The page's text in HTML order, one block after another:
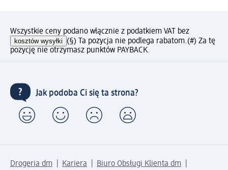
Wszystkie ceny podano włącznie z podatkiem VAT bez
kosztów wysyłki (§) Ta pozycja nie podlega rabatom.(#) Za tę
pozycję nie otrzymasz punktów PAYBACK.
Jak podoba Ci się ta strona?
Drogeria dm Kariera
Biuro Obsługi Klienta dm